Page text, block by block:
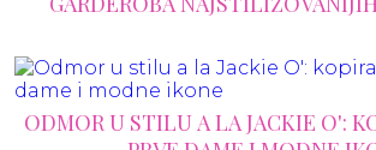
ODMOR U STILU A LA JACKIE O':